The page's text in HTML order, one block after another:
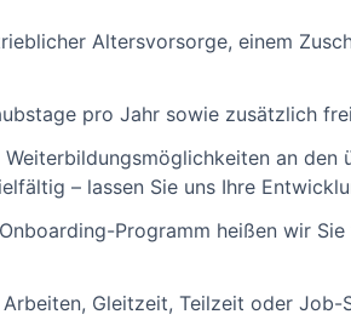
Altersvorsorge, einem
pro Jahr sowie zusätzlich frei
an
– lassen Sie uns Ihre
Programm heißen wir
Gleitzeit, Teilzeit oder Job-